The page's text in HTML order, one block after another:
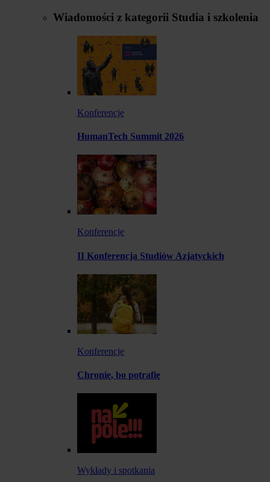
Wiadomości z kategorii Studia i szkolenia
Konferencje
HumanTech Summit 2026
Konferencje
II Konferencja Studiów Azjatyckich
Konferencje
Chronię, bo potrafię
Wykłady i spotkania